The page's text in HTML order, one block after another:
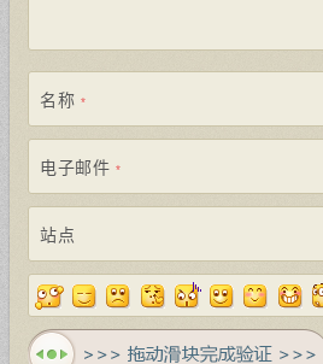
名称 *
电子邮件 *
站点